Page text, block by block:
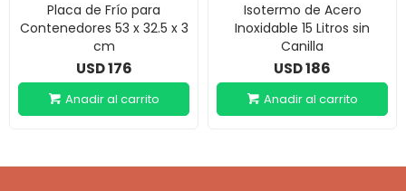
Placa de Frío para
Contenedores 53 x 32.5 x 3
cm
USD176
Isotermo de Acero
Inoxidable 15 Litros sin
Canilla
USD186